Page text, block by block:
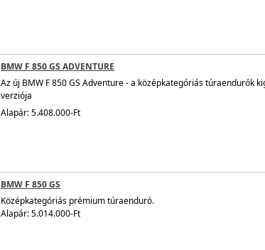
BMW F 850 GS ADVENTURE
Az új BMW F 850 GS Adventure - a középkategóriás túraendurók
verziója
Alapár: 5.408.000-Ft
BMW F 850 GS
Középkategóriás prémium túraenduró.
Alapár: 5.014.000-Ft